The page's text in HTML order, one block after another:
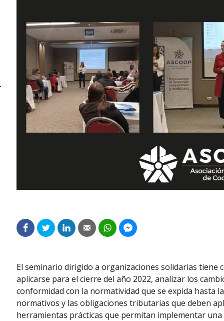
El seminario dirigido a organizaciones solidarias tiene
aplicarse para el cierre del año 2022, analizar los
conformidad con la normatividad que se expida hasta
normativos y las obligaciones tributarias que deben
herramientas prácticas que permitan implementar